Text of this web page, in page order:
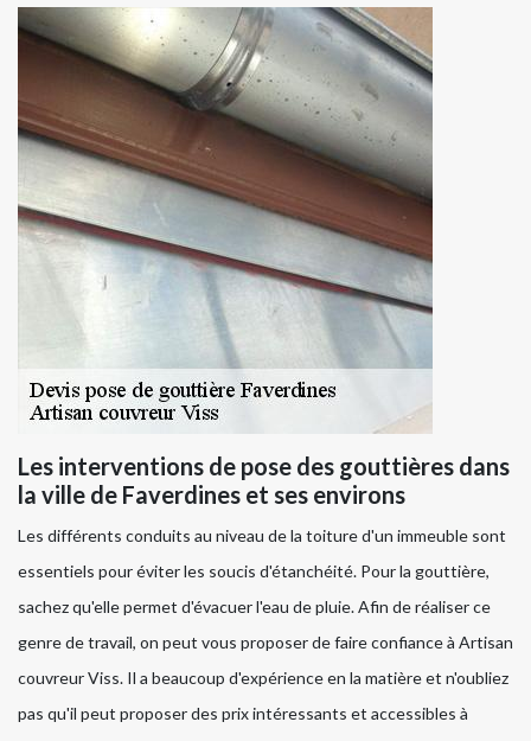
Les interventions de pose des gouttières dans
la ville de Faverdines et ses environs
Les différents conduits au niveau de la toiture d'un immeuble sont
essentiels pour éviter les soucis d'étanchéité. Pour la gouttière,
sachez qu'elle permet d'évacuer l'eau de pluie. Afin de réaliser ce
genre de travail, on peut vous proposer de faire confiance à Artisan
couvreur Viss. Il a beaucoup d'expérience en la matière et n'oubliez
pas qu'il peut proposer des prix intéressants et accessibles à